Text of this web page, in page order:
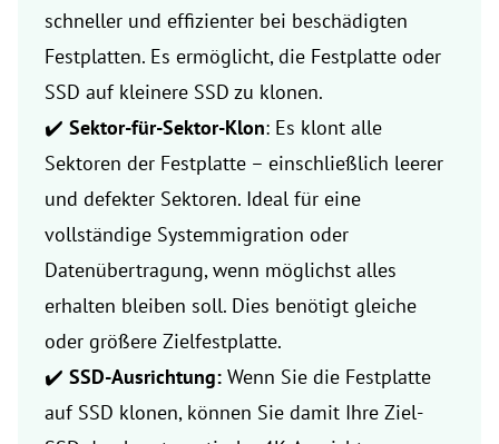
schneller und effizienter bei beschädigten
Festplatten. Es ermöglicht, die Festplatte oder
SSD auf kleinere SSD zu klonen.
✔️ Sektor-für-Sektor-Klon: Es klont alle
Sektoren der Festplatte – einschließlich leerer
und defekter Sektoren. Ideal für eine
vollständige Systemmigration oder
Datenübertragung, wenn möglichst alles
erhalten bleiben soll. Dies benötigt gleiche
oder größere Zielfestplatte.
✔️ SSD-Ausrichtung: Wenn Sie die Festplatte
auf SSD klonen, können Sie damit Ihre Ziel-